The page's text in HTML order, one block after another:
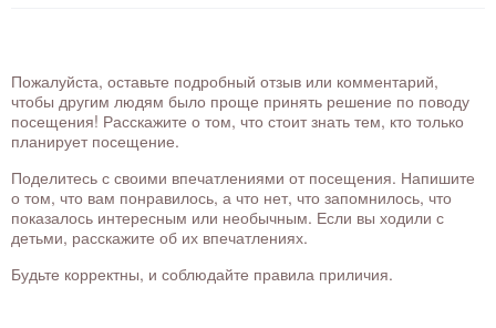
Пожалуйста, оставьте подробный отзыв или комментарий,
чтобы другим людям было проще принять решение по поводу
посещения! Расскажите о том, что стоит знать тем, кто только
планирует посещение.
Поделитесь с своими впечатлениями от посещения. Напишите
о том, что вам понравилось, а что нет, что запомнилось, что
показалось интересным или необычным. Если вы ходили с
детьми, расскажите об их впечатлениях.
Будьте корректны, и соблюдайте правила приличия.